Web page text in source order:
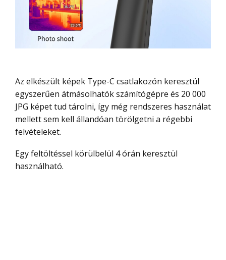
Az elkészült képek Type-C csatlakozón keresztül
egyszerűen átmásolhatók számítógépre és 20 000
JPG képet tud tárolni, így még rendszeres használat
mellett sem kell állandóan törölgetni a régebbi
felvételeket.
Egy feltöltéssel körülbelül 4 órán keresztül
használható.